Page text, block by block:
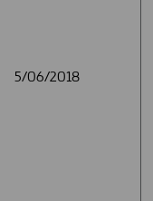
5/06/2018
5/06/2018